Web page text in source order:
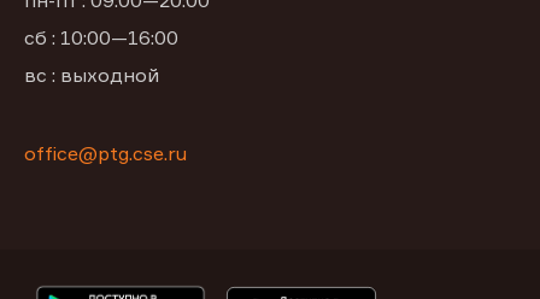
сб : 10:00—16:00
вс : выходной
office@ptg.cse.ru